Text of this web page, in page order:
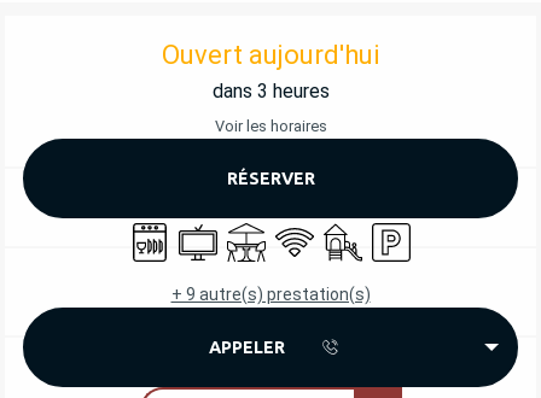
OUVERTURE ET COORDONNÉES
Ouvert aujourd'hui
dans 3 heures
Voir les horaires
RÉSERVER
Lave vaisselle
TélévisionTerrasse
WiFi Jeux pour enfants /
Parking
+ 9 autre(s) prestation(s)
APPELER